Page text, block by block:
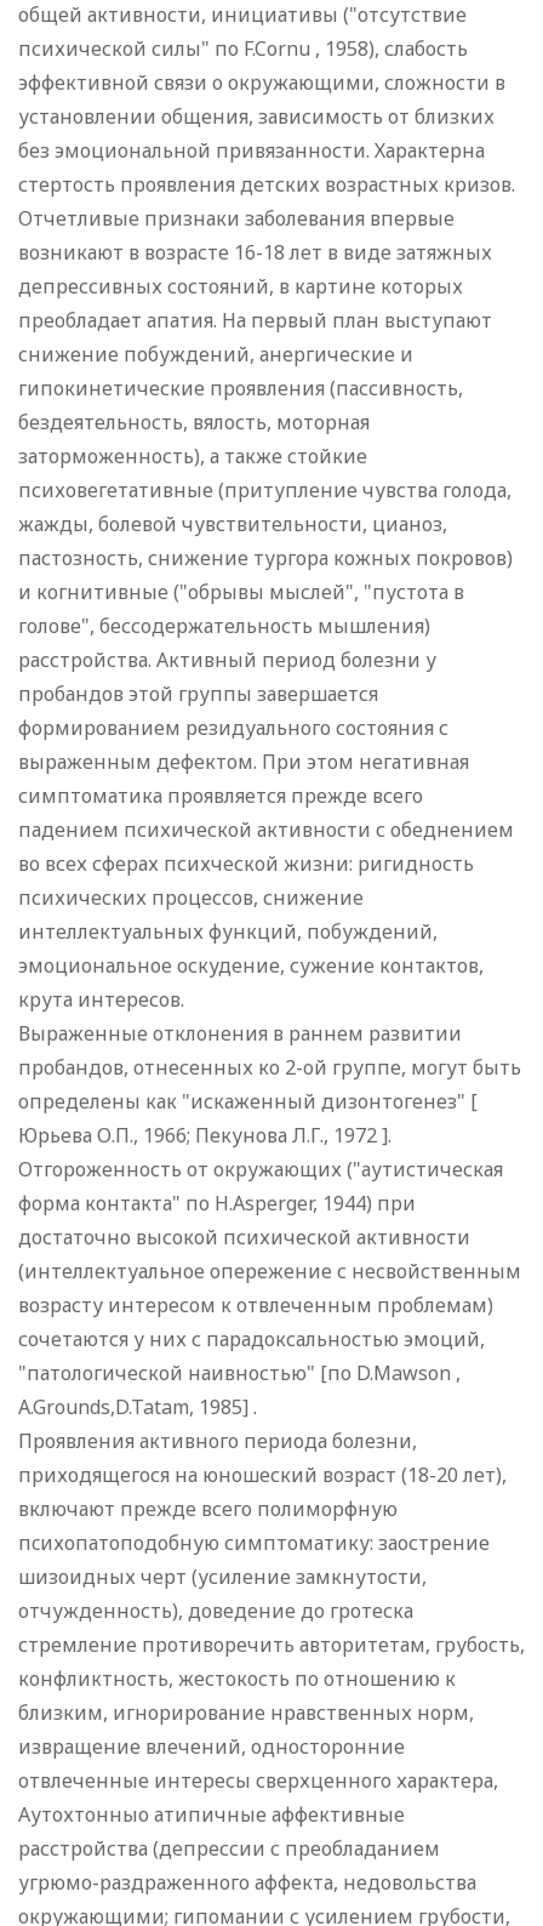
общей активности, инициативы ("отсутствие
психической силы" по F.Cоrnu , 1958), слабость
эффективной связи о окружающими, сложности в
установлении общения, зависимость от близких
без эмоциональной привязанности. Характерна
стертость проявления детских возрастных кризов.
Отчетливые признаки заболевания впервые
возникают в возрасте 16-18 лет в виде затяжных
депрессивных состояний, в картине которых
преобладает апатия. На первый план выступают
снижение побуждений, анергические и
гипокинетические проявления (пассивность,
бездеятельность, вялость, моторная
заторможенность), а также стойкие
психовегетативные (притупление чувства голода,
жажды, болевой чувствительности, цианоз,
пастозность, снижение тургора кожных покровов)
и когнитивные ("обрывы мыслей", "пустота в
голове", бессодержательность мышления)
расстройства. Активный период болезни у
пробандов этой группы завершается
формированием резидуального состояния с
выраженным дефектом. При этом негативная
симптоматика проявляется прежде всего
падением психической активности с обеднением
во всех сферах психческой жизни: ригидность
психических процессов, снижение
интеллектуальных функций, побуждений,
эмоциональное оскудение, сужение контактов,
крута интересов.
Выраженные отклонения в раннем развитии
пробандов, отнесенных ко 2-ой группе, могут быть
определены как "искаженный дизонтогенез" [
Юрьева О.П., 1966; Пекунова Л.Г., 1972 ].
Отгороженность от окружающих ("аутистическая
форма контакта" по H.Asperger, 1944) при
достаточно высокой психической активности
(интеллектуальное опережение с несвойственным
возрасту интересом к отвлеченным проблемам)
сочетаются у них с парадоксальностью эмоций,
"патологической наивностью" [по D.Mawson ,
A.Grounds,D.Tatam, 1985] .
Проявления активного периода болезни,
приходящегося на юношеский возраст (18-20 лет),
включают прежде всего полиморфную
пcихопатоподобную симптоматику: заострение
шизоидных черт (усиление замкнутости,
отчужденность), доведение до гротеска
стремление противоречить авторитетам, грубость,
конфликтность, жестокость по отношению к
близким, игнорирование нравственных норм,
извращение влечений, односторонние
отвлеченные интересы сверхценного характера,
Аутохтонныо атипичные аффективные
расстройства (депрессии с преобладанием
угрюмо-раздраженного аффекта, недовольства
окружающими; гипомании с усилением грубости,